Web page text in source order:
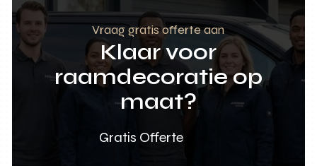
Vraag gratis offerte aan
Klaar voor
raamdecoratie op
maat?
Gratis Offerte